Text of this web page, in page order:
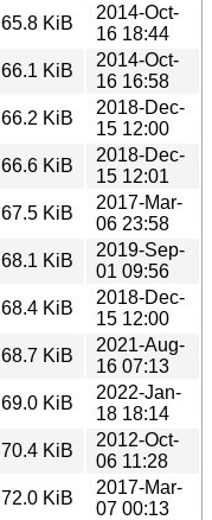
65.8 KiB
2014-Oct-
16 18:44
66.1 KiB
2014-Oct-
16 16:58
66.2 KiB
2018-Dec-
15 12:00
66.6 KiB
2018-Dec-
15 12:01
67.5 KiB
2017-Mar-
06 23:58
68.1 KiB
2019-Sep-
01 09:56
68.4 KiB
2018-Dec-
15 12:00
68.7 KiB
2021-Aug-
16 07:13
69.0 KiB
2022-Jan-
18 18:14
70.4 KiB
2012-Oct-
06 11:28
72.0 KiB
2017-Mar-
07 00:13